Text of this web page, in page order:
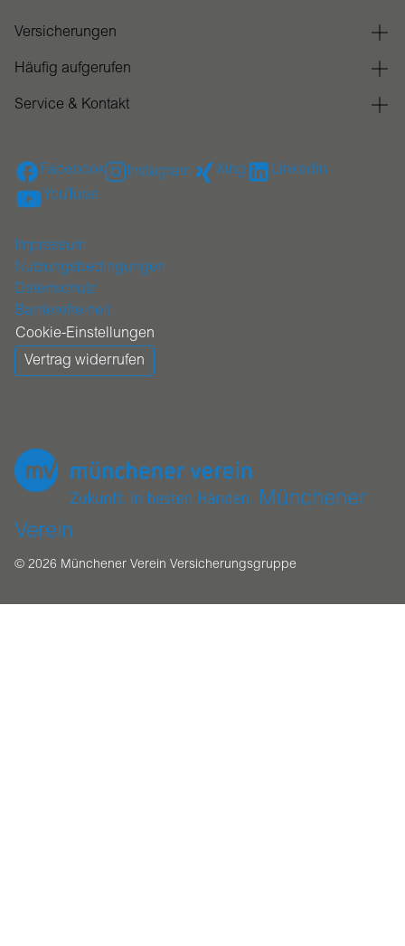
Versicherungen
Häufig aufgerufen
Service & Kontakt
Facebook Instagram Xing
Linkedin
YouTube
Impressum
Nutzungsbedingungen
Datenschutz
Barrierefreiheit
Cookie-Einstellungen
Vertrag widerrufen
Münchener
Verein
© 2026 Münchener Verein Versicherungsgruppe